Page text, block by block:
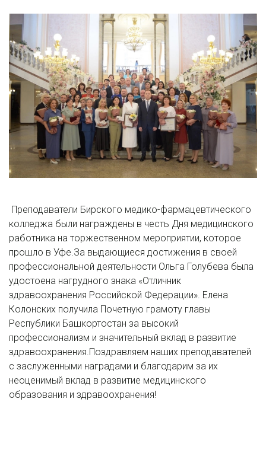
Преподаватели Бирского медико-фармацевтического
колледжа были награждены в честь Дня медицинского
работника на торжественном мероприятии, которое
прошло в Уфе.За выдающиеся достижения в своей
профессиональной деятельности Ольга Голубева была
удостоена нагрудного знака «Отличник
здравоохранения Российской Федерации». Елена
Колонских получила Почетную грамоту главы
Республики Башкортостан за высокий
профессионализм и значительный вклад в развитие
здравоохранения.Поздравляем наших преподавателей
с заслуженными наградами и благодарим за их
неоценимый вклад в развитие медицинского
образования и здравоохранения!